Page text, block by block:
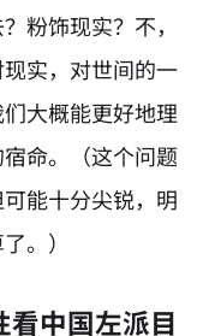
粉饰现实？不，
实，对世间的一
大概能更好地理
命。（这个问题
能十分尖锐，明
。）
中国左派目